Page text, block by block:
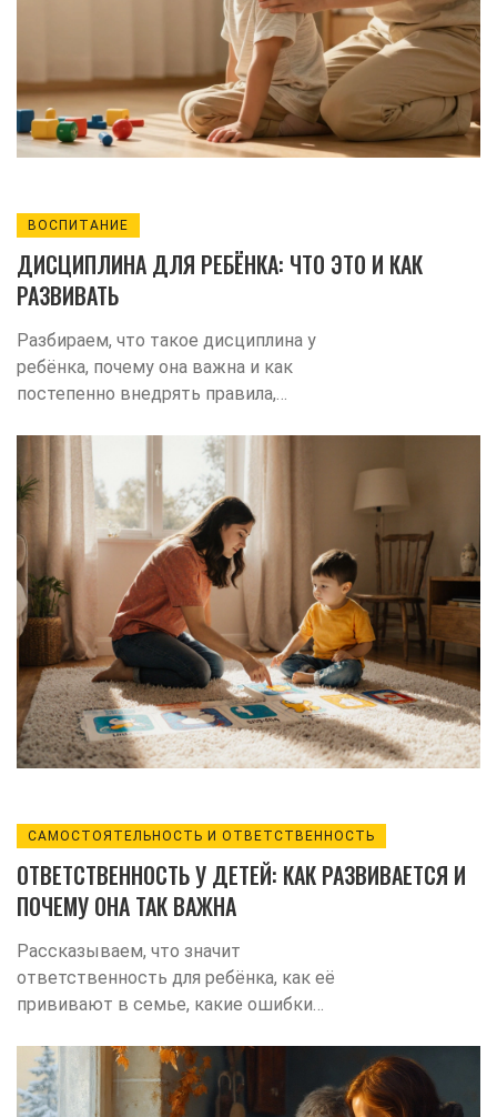
ВОСПИТАНИЕ
ДИСЦИПЛИНА ДЛЯ РЕБЁНКА: ЧТО ЭТО И КАК
РАЗВИВАТЬ
Разбираем, что такое дисциплина у
ребёнка, почему она важна и как
постепенно внедрять правила,
САМОСТОЯТЕЛЬНОСТЬ И ОТВЕТСТВЕННОСТЬ
ОТВЕТСТВЕННОСТЬ У ДЕТЕЙ: КАК РАЗВИВАЕТСЯ И
ПОЧЕМУ ОНА ТАК ВАЖНА
Рассказываем, что значит
ответственность для ребёнка, как её
прививают в семье, какие ошибки
будущего взрослой жизни.